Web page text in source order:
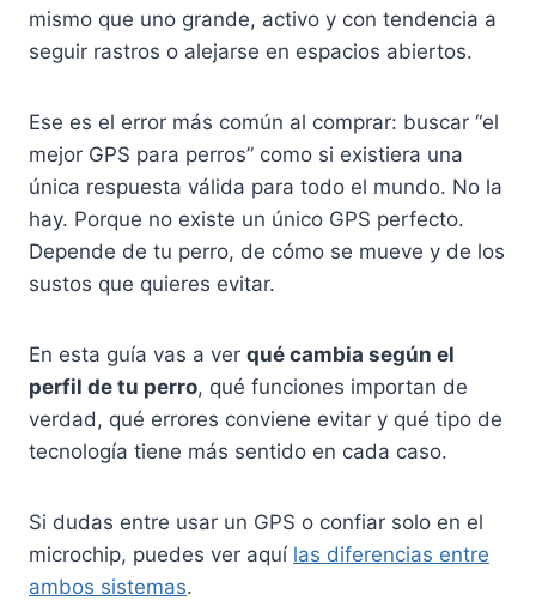
mismo que uno grande, activo y con tendencia a
seguir rastros o alejarse en espacios abiertos.
Ese es el error más común al comprar: buscar “el
mejor GPS para perros” como si existiera una
única respuesta válida para todo el mundo. No la
hay. Porque no existe un único GPS perfecto.
Depende de tu perro, de cómo se mueve y de los
sustos que quieres evitar.
En esta guía vas a ver qué cambia según el
perfil de tu perro, qué funciones importan de
verdad, qué errores conviene evitar y qué tipo de
tecnología tiene más sentido en cada caso.
Si dudas entre usar un GPS o confiar solo en el
microchip, puedes ver aquí las diferencias entre
ambos sistemas.